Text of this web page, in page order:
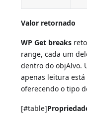
Valor retornado
WP Get breaks
range, cada um
dentro do objAlvo.
apenas leitura
oferecendo o tipo
[#table]